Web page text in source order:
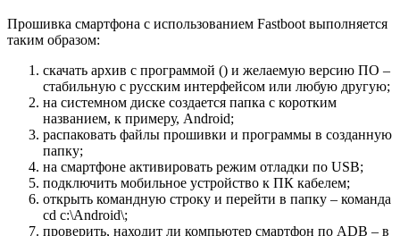
Прошивка смартфона с использованием Fastboot выполняется
таким образом:
скачать архив с программой () и желаемую версию ПО –
стабильную с русским интерфейсом или любую другую;
на системном диске создается папка с коротким
названием, к примеру, Android;
распаковать файлы прошивки и программы в созданную
папку;
на смартфоне активировать режим отладки по USB;
подключить мобильное устройство к ПК кабелем;
открыть командную строку и перейти в папку – команда
cd c:\Android\;
проверить, находит ли компьютер смартфон по ADB – в